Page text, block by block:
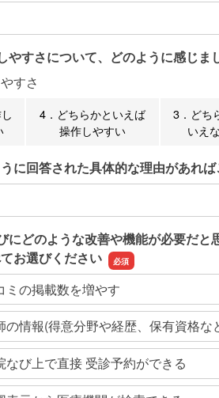
に回答された具体的な理由があれば
やすさについて、どのように感じま
すさ
4．どちらかといえば
操作しやすい
3．どち
いえ
に回答された具体的な理由があれ
に回答された具体的な理由があれば
にどのような改善や機能が必要だ
お選びください
ミの掲載数を増やす
の情報(得意分野や経歴、保有資格な
なび上で直接 受診予約ができる